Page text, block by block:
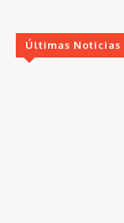
Últimas Noticias